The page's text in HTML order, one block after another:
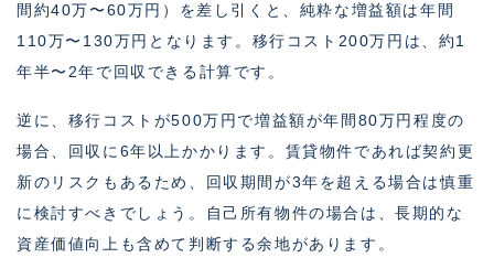
間約40万〜60万円）を差し引くと、純粋な増益額は年間
110万〜130万円となります。移行コスト200万円は、約1
年半〜2年で回収できる計算です。
逆に、移行コストが500万円で増益額が年間80万円程度の
場合、回収に6年以上かかります。賃貸物件であれば契約更
新のリスクもあるため、回収期間が3年を超える場合は慎重
に検討すべきでしょう。自己所有物件の場合は、長期的な
資産価値向上も含めて判断する余地があります。